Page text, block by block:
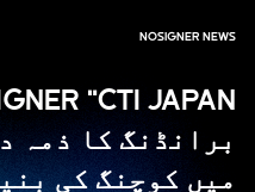
NOSIGNER NEWS
برانڈنگ کا ذمہ
میں کوچنگ کی